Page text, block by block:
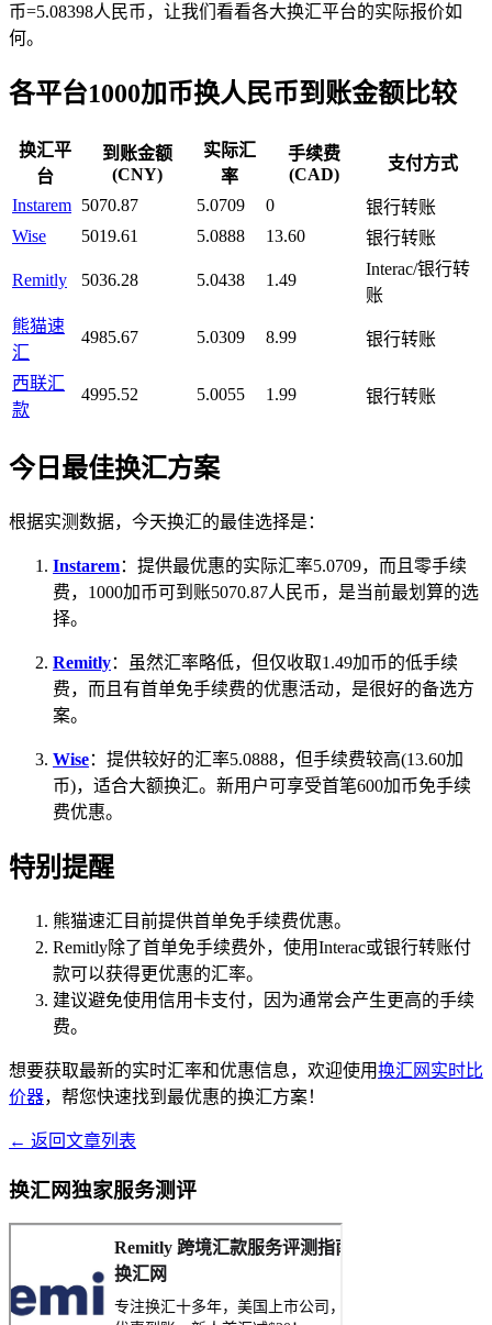
币=5.08398人民币，让我们看看各大换汇平台的实际报价如
何。
各平台1000加币换人民币到账金额比较
换汇平
台
到账金额
(CNY)
实际汇
率
手续费
(CAD)
支付方式
Instarem 5070.87 5.0709 0
银行转账
Wise
5019.61 5.0888 13.60 银行转账
Remitly 5036.28 5.0438 1.49
Interac/银行转
账
熊猫速
汇
4985.67 5.0309 8.99 银行转账
西联汇
款
4995.52 5.0055 1.99 银行转账
今日最佳换汇方案
根据实测数据，今天换汇的最佳选择是：
Instarem：提供最优惠的实际汇率5.0709，而且零手续
费，1000加币可到账5070.87人民币，是当前最划算的选
择。
Remitly：虽然汇率略低，但仅收取1.49加币的低手续
费，而且有首单免手续费的优惠活动，是很好的备选方
案。
Wise：提供较好的汇率5.0888，但手续费较高(13.60加
币)，适合大额换汇。新用户可享受首笔600加币免手续
费优惠。
特别提醒
熊猫速汇目前提供首单免手续费优惠。
Remitly除了首单免手续费外，使用Interac或银行转账付
款可以获得更优惠的汇率。
建议避免使用信用卡支付，因为通常会产生更高的手续
费。
想要获取最新的实时汇率和优惠信息，欢迎使用换汇网实时比
价器，帮您快速找到最优惠的换汇方案！
← 返回文章列表
换汇网独家服务测评